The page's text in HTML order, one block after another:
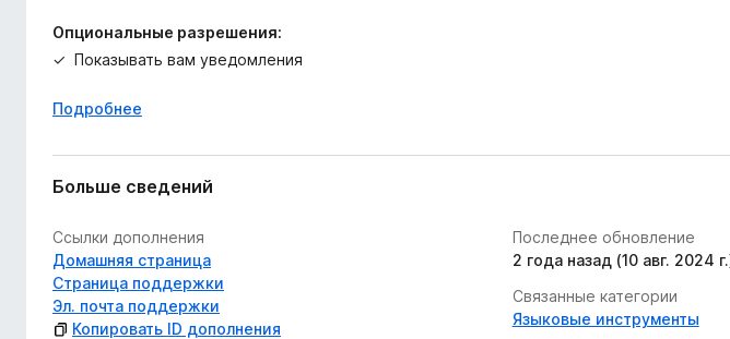
Опциональные разрешения:
Показывать вам уведомления
Подробнее
Больше сведений
Ссылки дополнения
Домашняя страница
Страница поддержки
Эл. почта поддержки
Копировать ID дополнения
Последнее обновление
2 года назад (10 авг. 2024
Связанные категории
Языковые инструменты